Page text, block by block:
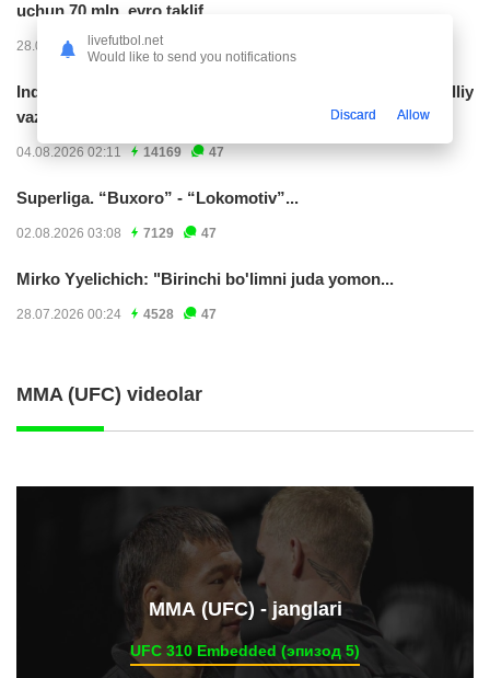
uchun 70 mln. evro taklif...
28.07.2026 01:56 17306
Indoneziya prezidenti JCH-2030ga chiqishni umummilliy
vazifa deb...
04.08.2026 02:11 14169 47
Superliga. “Buxoro” - “Lokomotiv”...
02.08.2026 03:08 7129 47
Mirko Yyelichich: "Birinchi bo'limni juda yomon...
28.07.2026 00:24 4528 47
MMA (UFC) videolar
ММА (UFC) - janglari
UFC 310 Embedded (эпизод 5)
livefutbol.net
Would like to send you notifications
Discard Allow